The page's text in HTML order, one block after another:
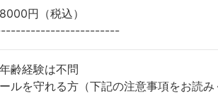
円（税込）
齢経験は不問
ルを守れる方（下記の注意事項をお読み